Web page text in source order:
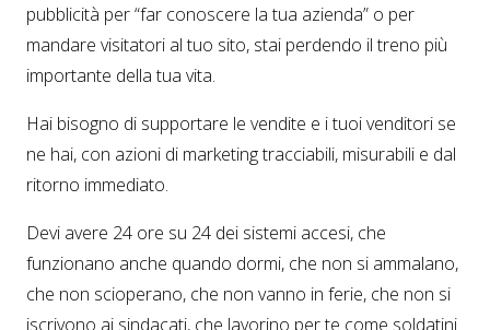
pubblicità per “far conoscere la tua azienda” o per
mandare visitatori al tuo sito, stai perdendo il treno più
importante della tua vita.
Hai bisogno di supportare le vendite e i tuoi venditori se
ne hai, con azioni di marketing tracciabili, misurabili e dal
ritorno immediato.
Devi avere 24 ore su 24 dei sistemi accesi, che
funzionano anche quando dormi, che non si ammalano,
che non scioperano, che non vanno in ferie, che non si
iscrivono ai sindacati, che lavorino per te come soldatini